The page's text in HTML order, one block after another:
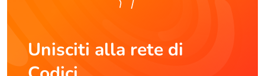
Unisciti alla rete di